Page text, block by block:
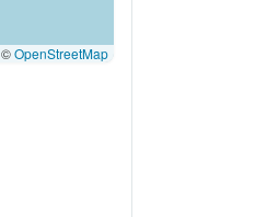
©OpenStreetMap